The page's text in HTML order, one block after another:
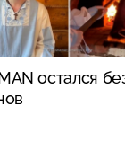
остался